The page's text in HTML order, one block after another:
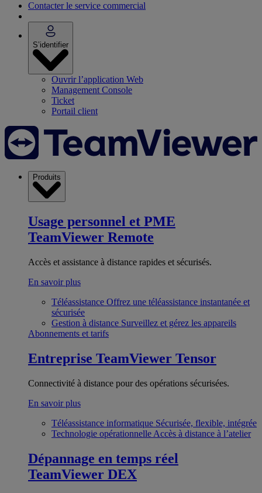
Contacter le service commercial
S’identifier
Ouvrir l’application Web
Management Console
Ticket
Portail client
Produits
Usage personnel et PME
TeamViewer Remote
Accès et assistance à distance rapides et sécurisés.
En savoir plus
Téléassistance Offrez une téléassistance instantanée et
sécurisée
Gestion à distance Surveillez et gérez les appareils
Abonnements et tarifs
Entreprise TeamViewer Tensor
Connectivité à distance pour des opérations sécurisées.
En savoir plus
Téléassistance informatique Sécurisée, flexible, intégrée
Technologie opérationnelle Accès à distance à l’atelier
Dépannage en temps réel
TeamViewer DEX